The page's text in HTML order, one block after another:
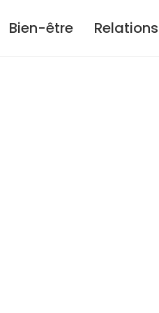
Bien-être Relations